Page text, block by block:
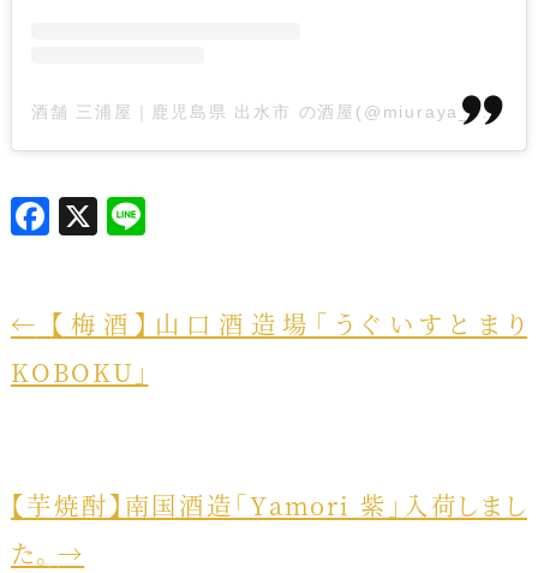
酒舗 三浦屋｜鹿児島県 出水市 の酒屋(@miuraya_syotyu)がシェアした投稿
F
a
e
b
k
X L
e
← 【梅酒】山口酒造場「うぐいすとまり
KOBOKU」
【芋焼酎】南国酒造「Yamori 紫」入荷しまし
た。 →